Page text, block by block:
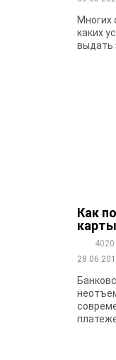
Многих
каких
выдать
Как
4020